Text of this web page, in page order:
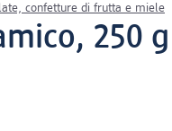
confetture di frutta e miele
250 g